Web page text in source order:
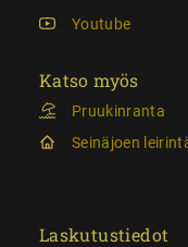
Youtube
Katso myös
Pruukinranta
Seinäjoen
Laskutustiedot